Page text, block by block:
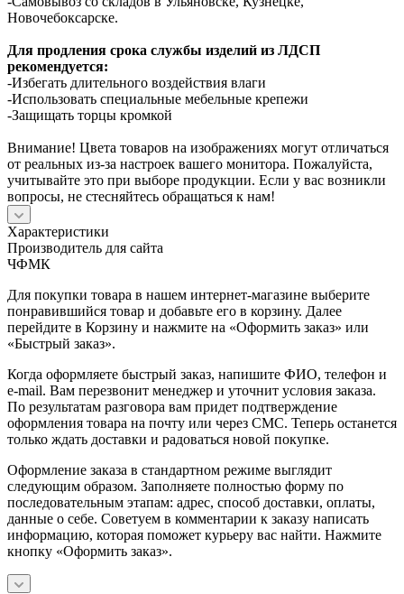
Новочебоксарске.
Для продления срока службы изделий из ЛДСП
рекомендуется:
-Избегать длительного воздействия влаги
-Использовать специальные мебельные крепежи
-Защищать торцы кромкой
Внимание! Цвета товаров на изображениях могут отличаться
от реальных из-за настроек вашего монитора. Пожалуйста,
учитывайте это при выборе продукции. Если у вас возникли
вопросы, не стесняйтесь обращаться к нам!
Характеристики
Производитель для сайта
ЧФМК
Для покупки товара в нашем интернет-магазине выберите
понравившийся товар и добавьте его в корзину. Далее
перейдите в Корзину и нажмите на «Оформить заказ» или
«Быстрый заказ».
Когда оформляете быстрый заказ, напишите ФИО, телефон и
e-mail. Вам перезвонит менеджер и уточнит условия заказа.
По результатам разговора вам придет подтверждение
оформления товара на почту или через СМС. Теперь останется
только ждать доставки и радоваться новой покупке.
Оформление заказа в стандартном режиме выглядит
следующим образом. Заполняете полностью форму по
последовательным этапам: адрес, способ доставки, оплаты,
данные о себе. Советуем в комментарии к заказу написать
информацию, которая поможет курьеру вас найти. Нажмите
кнопку «Оформить заказ».